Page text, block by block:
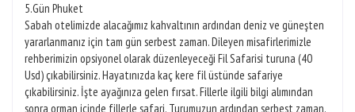
5.Gün Phuket
Sabah otelimizde alacağımız kahvaltının ardından deniz ve güneşten
yararlanmanız için tam gün serbest zaman. Dileyen misafirlerimizle
rehberimizin opsiyonel olarak düzenleyeceği Fil Safarisi turuna (40
Usd) çıkabilirsiniz. Hayatınızda kaç kere fil üstünde safariye
çıkabilirsiniz. İşte ayağınıza gelen fırsat. Fillerle ilgili bilgi alımından
sonra orman içinde fillerle safari. Turumuzun ardından serbest zaman.